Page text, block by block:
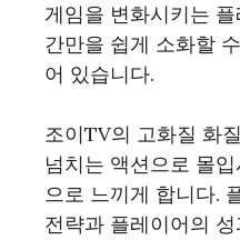
게임을 변화시키는
간만을 쉽게 소화할
어 있습니다.
조이TV의 고화질 화
넘치는 액션으로 몰
으로 느끼게 합니다.
전략과 플레이어의